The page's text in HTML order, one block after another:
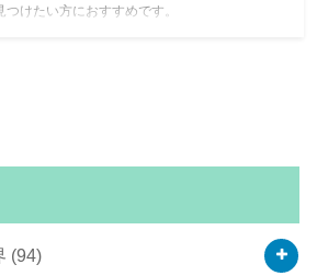
けたい方におすすめです。
(94)